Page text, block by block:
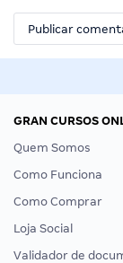
GRAN CURSOS
Quem Somos
Como Funciona
Como Comprar
Loja Social
Validador de